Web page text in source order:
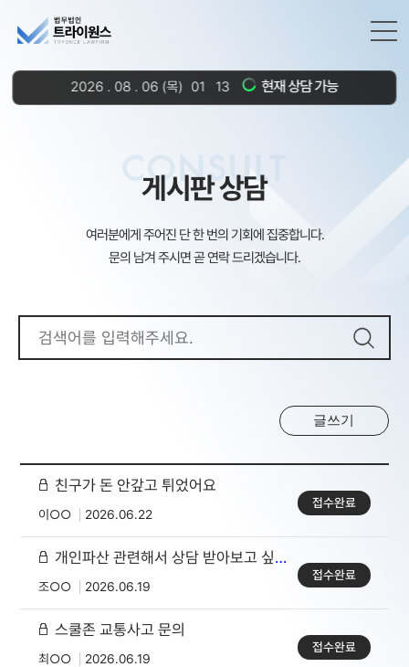
2026 . 08 . 06 (목) 01 13 현재 상담 가능
CONSULT
게시판 상담
여러분에게 주어진 단 한 번의 기회에 집중합니다.
문의 남겨 주시면 곧 연락 드리겠습니다.
글쓰기
친구가 돈 안갚고 튀었어요
이○○ 2026.06.22
접수완료
개인파산 관련해서 상담 받아보고 싶습니다
조○○ 2026.06.19
접수완료
스쿨존 교통사고 문의
최○○ 2026.06.19
접수완료